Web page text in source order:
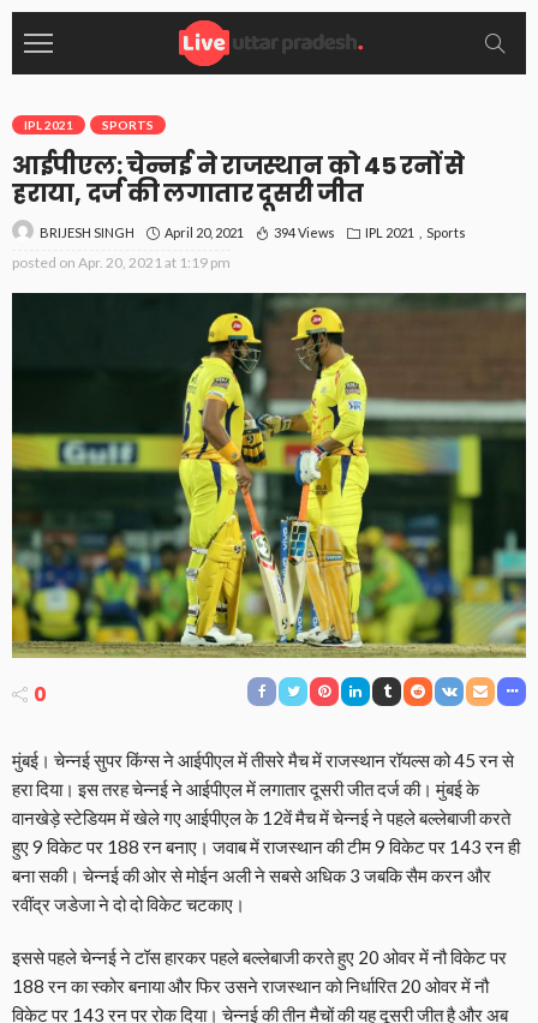
IPL 2021 SPORTS
आईपीएल: चेन्नई ने राजस्थान को 45 रनों से
हराया, दर्ज की लगातार दूसरी जीत
BRIJESH SINGH April 20, 2021 394 Views IPL 2021 Sports
posted on Apr. 20, 2021 at 1:19 pm
0
मुंबई। चेन्नई सुपर किंग्स ने आईपीएल में तीसरे मैच में राजस्थान रॉयल्स को 45 रन से
हरा दिया। इस तरह चेन्नई ने आईपीएल में लगातार दूसरी जीत दर्ज की। मुंबई के
वानखेड़े स्टेडियम में खेले गए आईपीएल के 12वें मैच में चेन्नई ने पहले बल्लेबाजी करते
हुए 9 विकेट पर 188 रन बनाए। जवाब में राजस्थान की टीम 9 विकेट पर 143 रन ही
बना सकी। चेन्नई की ओर से मोईन अली ने सबसे अधिक 3 जबकि सैम करन और
रवींद्र जडेजा ने दो दो विकेट चटकाए।
इससे पहले चेन्नई ने टॉस हारकर पहले बल्लेबाजी करते हुए 20 ओवर में नौ विकेट पर
188 रन का स्कोर बनाया और फिर उसने राजस्थान को निर्धारित 20 ओवर में नौ
विकेट पर 143 रन पर रोक दिया। चेन्नई की तीन मैचों की यह दूसरी जीत है और अब